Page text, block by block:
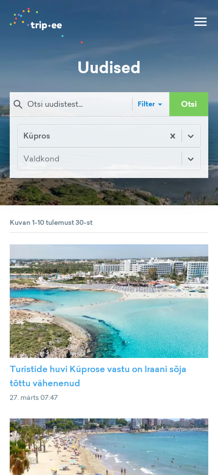
Uudised
Filter Otsi
Küpros
Valdkond
Kuvan 1-10 tulemust 30-st
Turistide huvi Küprose vastu on Iraani sõja
tõttu vähenenud
27. märts 07:47